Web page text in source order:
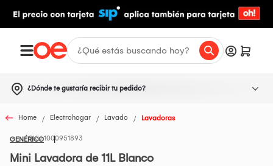
¿Dónde te gustaría recibir tu pedido?
Home Electrohogar Lavado Lavadoras
GENÉRICO1000951893
Mini Lavadora de 11L Blanco